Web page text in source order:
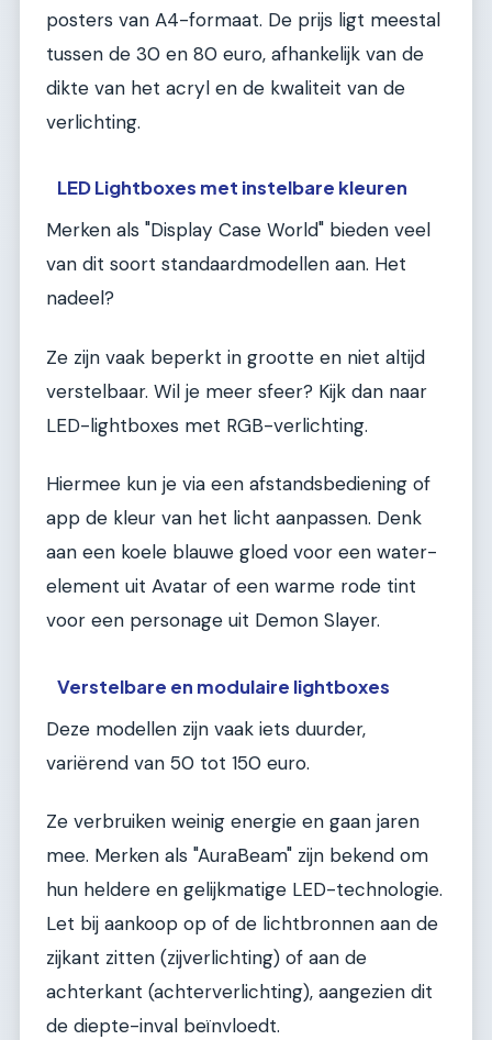
posters van A4-formaat. De prijs ligt meestal
tussen de 30 en 80 euro, afhankelijk van de
dikte van het acryl en de kwaliteit van de
verlichting.
LED Lightboxes met instelbare kleuren
Merken als "Display Case World" bieden veel
van dit soort standaardmodellen aan. Het
nadeel?
Ze zijn vaak beperkt in grootte en niet altijd
verstelbaar. Wil je meer sfeer? Kijk dan naar
LED-lightboxes met RGB-verlichting.
Hiermee kun je via een afstandsbediening of
app de kleur van het licht aanpassen. Denk
aan een koele blauwe gloed voor een water-
element uit Avatar of een warme rode tint
voor een personage uit Demon Slayer.
Verstelbare en modulaire lightboxes
Deze modellen zijn vaak iets duurder,
variërend van 50 tot 150 euro.
Ze verbruiken weinig energie en gaan jaren
mee. Merken als "AuraBeam" zijn bekend om
hun heldere en gelijkmatige LED-technologie.
Let bij aankoop op of de lichtbronnen aan de
zijkant zitten (zijverlichting) of aan de
achterkant (achterverlichting), aangezien dit
de diepte-inval beïnvloedt.